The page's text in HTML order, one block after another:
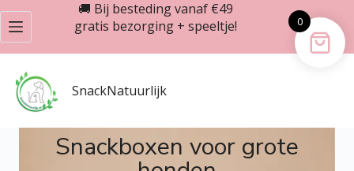
🚚 Bij besteding vanaf €49
gratis bezorging + speeltje!
SnackNatuurlijk
Snackboxen voor grote
0